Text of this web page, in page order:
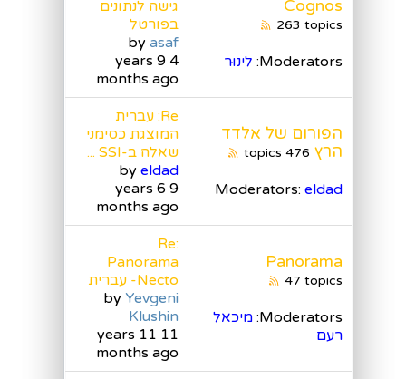
Cognos
263 topics
Moderators: לינוּר
גישה לנתונים
בפורטל
by asaf
4 years 9
months ago
הפורום של אלדד
הרץ 476 topics
Moderators: eldad
Re: עברית
המוצגת כסימני
שאלה ב-SSI ...
by eldad
9 years 6
months ago
Panorama
47 topics
Moderators: מיכאל
רעם
Re:
Panorama
Necto- עברית
by Yevgeni
Klushin
11 years 11
months ago